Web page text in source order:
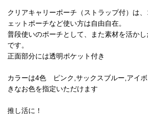
クリアキャリーポーチ（ストラップ付）は
ェットポーチなど使い方は自由自在。
普段使いのポーチとして、また素材を活かし
です。
正面部分には透明ポケット付き
カラーは4色 ピンク,サックスブルー,アイ
きなお色を指定いただけます
推し活に！